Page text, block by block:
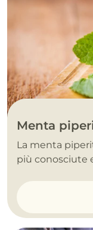
Menta
La menta
più conosciute